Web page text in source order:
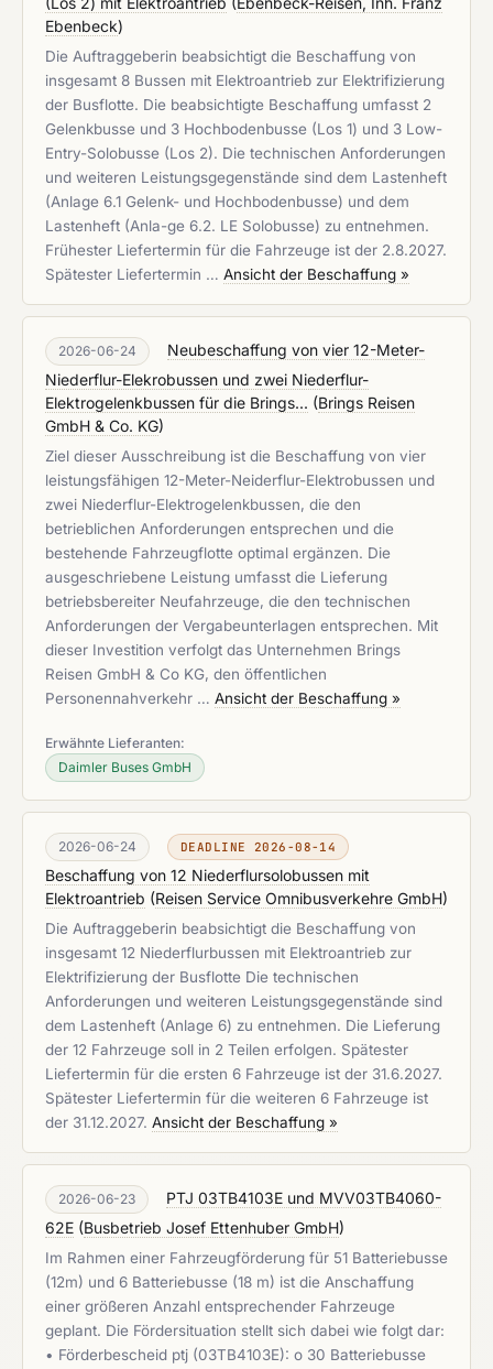
Ebenbeck)
Die Auftraggeberin beabsichtigt die Beschaffung von
insgesamt 8 Bussen mit Elektroantrieb zur Elektrifizierung
der Busflotte. Die beabsichtigte Beschaffung umfasst 2
Gelenkbusse und 3 Hochbodenbusse (Los 1) und 3 Low-
Entry-Solobusse (Los 2). Die technischen Anforderungen
und weiteren Leistungsgegenstände sind dem Lastenheft
(Anlage 6.1 Gelenk- und Hochbodenbusse) und dem
Lastenheft (Anla-ge 6.2. LE Solobusse) zu entnehmen.
Frühester Liefertermin für die Fahrzeuge ist der 2.8.2027.
Spätester Liefertermin … Ansicht der Beschaffung »
2026-06-24
Neubeschaffung von vier 12-Meter-
Niederflur-Elekrobussen und zwei Niederflur-
Elektrogelenkbussen für die Brings... (Brings Reisen
GmbH & Co. KG)
Ziel dieser Ausschreibung ist die Beschaffung von vier
leistungsfähigen 12-Meter-Neiderflur-Elektrobussen und
zwei Niederflur-Elektrogelenkbussen, die den
betrieblichen Anforderungen entsprechen und die
bestehende Fahrzeugflotte optimal ergänzen. Die
ausgeschriebene Leistung umfasst die Lieferung
betriebsbereiter Neufahrzeuge, die den technischen
Anforderungen der Vergabeunterlagen entsprechen. Mit
dieser Investition verfolgt das Unternehmen Brings
Reisen GmbH & Co KG, den öffentlichen
Personennahverkehr … Ansicht der Beschaffung »
Erwähnte Lieferanten:
Daimler Buses GmbH
2026-06-24 DEADLINE 2026-08-14
Beschaffung von 12 Niederflursolobussen mit
Elektroantrieb (Reisen Service Omnibusverkehre GmbH)
Die Auftraggeberin beabsichtigt die Beschaffung von
insgesamt 12 Niederflurbussen mit Elektroantrieb zur
Elektrifizierung der Busflotte Die technischen
Anforderungen und weiteren Leistungsgegenstände sind
dem Lastenheft (Anlage 6) zu entnehmen. Die Lieferung
der 12 Fahrzeuge soll in 2 Teilen erfolgen. Spätester
Liefertermin für die ersten 6 Fahrzeuge ist der 31.6.2027.
Spätester Liefertermin für die weiteren 6 Fahrzeuge ist
der 31.12.2027. Ansicht der Beschaffung »
2026-06-23
PTJ 03TB4103E und MVV03TB4060-
62E (Busbetrieb Josef Ettenhuber GmbH)
Im Rahmen einer Fahrzeugförderung für 51 Batteriebusse
(12m) und 6 Batteriebusse (18 m) ist die Anschaffung
einer größeren Anzahl entsprechender Fahrzeuge
geplant. Die Fördersituation stellt sich dabei wie folgt dar:
• Förderbescheid ptj (03TB4103E): o 30 Batteriebusse